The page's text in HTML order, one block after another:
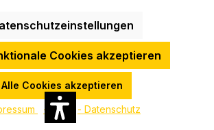
Cookies akzeptieren
Alle Cookies akzeptieren
- AGB - Datenschutz